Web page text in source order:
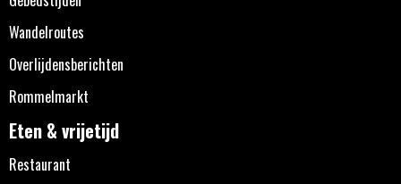
Wandelroutes
Overlijdensberichten
Rommelmarkt
Eten & vrijetijd
Restaurant